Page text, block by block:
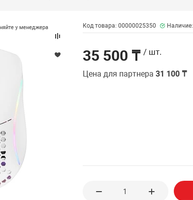
у менеджера Код товара: 00000025350 Наличие:
35 500 ₸ / шт.
Цена для партнера31 100 ₸